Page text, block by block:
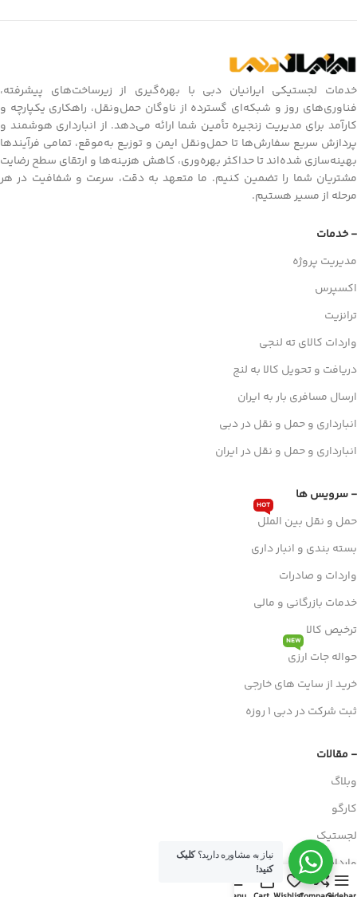
خدمات لجستیکی ایرانیان دبی با بهره‌گیری از زیرساخت‌های پیشرفته،
فناوری‌های روز و شبکه‌ای گسترده از ناوگان حمل‌ونقل، راهکاری یکپارچه و
کارآمد برای مدیریت زنجیره تأمین شما ارائه می‌دهد. از انبارداری هوشمند و
پردازش سریع سفارش‌ها تا حمل‌ونقل ایمن و توزیع به‌موقع، تمامی فرآیندها
بهینه‌سازی شده‌اند تا حداکثر بهره‌وری، کاهش هزینه‌ها و ارتقای سطح رضایت
مشتریان شما را تضمین کنیم. ما متعهد به دقت، سرعت و شفافیت در هر
مرحله از مسیر هستیم.
- خدمات
مدیریت پروژه
اکسپرس
ترانزیت
واردات کالای ته لنجی
دریافت و تحویل کالا به لنج
ارسال مسافری بار به ایران
انبارداری و حمل و نقل در دبی
انبارداری و حمل و نقل در ایران
- سرویس ها
حمل و نقل بین الملل
HOT
بسته بندی و انبار داری
واردات و صادرات
خدمات بازرگانی و مالی
ترخیص کالا
حواله جات ارزی
NEW
خرید از سایت های خارجی
ثبت شرکت در دبی 1 روزه
- مقالات
وبلاگ
کارگو
لجستیک
واردات
صادرات
نیاز به مشاوره دارید؟کلیک
کنید!